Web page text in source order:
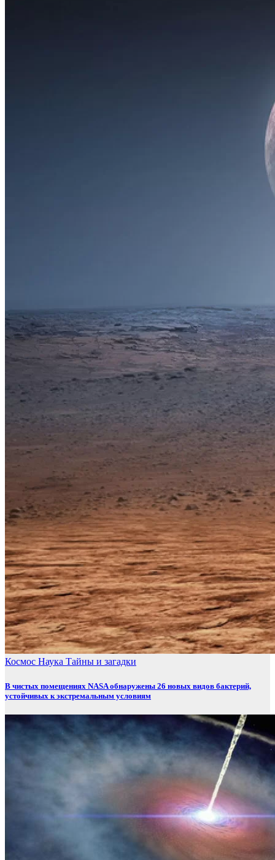
Космос Наука Тайны и загадки
В чистых помещениях NASA обнаружены 26 новых видов бактерий,
устойчивых к экстремальным условиям